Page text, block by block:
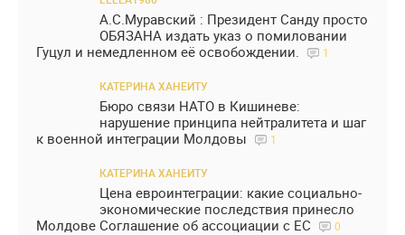
А.С.Муравский : Президент Санду просто
ОБЯЗАНА издать указ о помиловании
Гуцул и немедленном её освобождении.
1
КАТЕРИНА ХАНЕИТУ
Бюро связи НАТО в Кишиневе:
нарушение принципа нейтралитета и шаг
к военной интеграции Молдовы
1
КАТЕРИНА ХАНЕИТУ
Цена евроинтеграции: какие социально-
экономические последствия принесло
Молдове Соглашение об ассоциации с ЕС
0